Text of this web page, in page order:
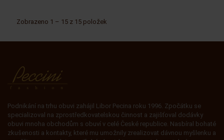
Zobrazeno 1 – 15 z 15 položek
Podnikání na trhu obuvi zahájil Libor Pecina roku 1996. Zpočátku se
specializoval na zprostředkovatelskou činnost a zajišťoval dodávky
obuvi mnoha obchodům s obuví v celé České republice. Nasbíral bohaté
zkušenosti a kontakty, které mu umožnily zrealizovat dávnou myšlenku a